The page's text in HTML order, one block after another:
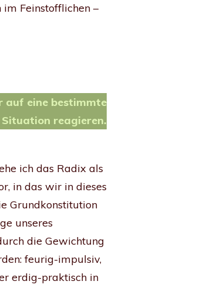
Feinstofflichen –
auf eine bestimmte
Situation reagieren.
ich das Radix als
in das wir in dieses
Grundkonstitution
unseres
die Gewichtung
feurig-impulsiv,
erdig-praktisch in